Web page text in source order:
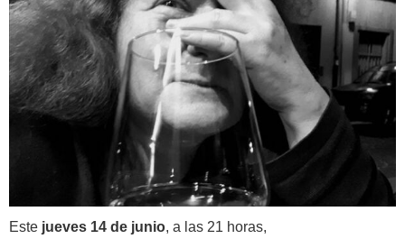
Este jueves 14 de junio, a las 21 horas,